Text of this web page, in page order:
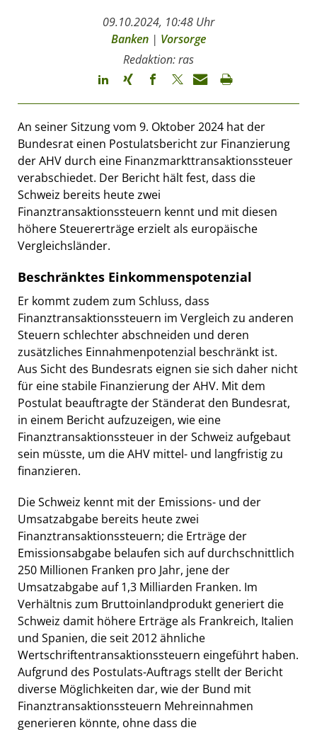
09.10.2024, 10:48 Uhr
Banken | Vorsorge
Redaktion: ras
An seiner Sitzung vom 9. Oktober 2024 hat der
Bundesrat einen Postulatsbericht zur Finanzierung
der AHV durch eine Finanzmarkttransaktionssteuer
verabschiedet. Der Bericht hält fest, dass die
Schweiz bereits heute zwei
Finanztransaktionssteuern kennt und mit diesen
höhere Steuererträge erzielt als europäische
Vergleichsländer.
Beschränktes Einkommenspotenzial
Er kommt zudem zum Schluss, dass
Finanztransaktionssteuern im Vergleich zu anderen
Steuern schlechter abschneiden und deren
zusätzliches Einnahmenpotenzial beschränkt ist.
Aus Sicht des Bundesrats eignen sie sich daher nicht
für eine stabile Finanzierung der AHV. Mit dem
Postulat beauftragte der Ständerat den Bundesrat,
in einem Bericht aufzuzeigen, wie eine
Finanztransaktionssteuer in der Schweiz aufgebaut
sein müsste, um die AHV mittel- und langfristig zu
finanzieren.
Die Schweiz kennt mit der Emissions- und der
Umsatzabgabe bereits heute zwei
Finanztransaktionssteuern; die Erträge der
Emissionsabgabe belaufen sich auf durchschnittlich
250 Millionen Franken pro Jahr, jene der
Umsatzabgabe auf 1,3 Milliarden Franken. Im
Verhältnis zum Bruttoinlandprodukt generiert die
Schweiz damit höhere Erträge als Frankreich, Italien
und Spanien, die seit 2012 ähnliche
Wertschriftentransaktionssteuern eingeführt haben.
Aufgrund des Postulats-Auftrags stellt der Bericht
diverse Möglichkeiten dar, wie der Bund mit
Finanztransaktionssteuern Mehreinnahmen
generieren könnte, ohne dass die